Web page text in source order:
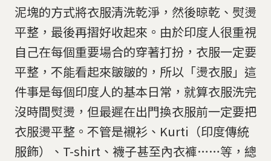
泥塊的方式將衣服清洗乾淨，然後晾乾、熨燙
平整，最後再摺好收起來。由於印度人很重視
自己在每個重要場合的穿著打扮，衣服一定要
平整，不能看起來皺皺的，所以「燙衣服」這
件事是每個印度人的基本日常，就算衣服洗完
沒時間熨燙，但最遲在出門換衣服前一定要把
衣服燙平整。不管是襯衫、Kurti（印度傳統
服飾）、T-shirt、襪子甚至內衣褲……等，總